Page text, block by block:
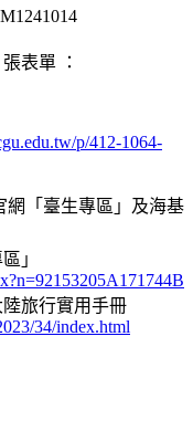
表單 ：
p/412-1064-
網「臺生專區」及海基
」
旅行實用手冊
34/index.html